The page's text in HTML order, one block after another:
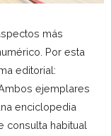
más
Por esta
editorial:
Ambos ejemplares
enciclopedia
consulta habitual